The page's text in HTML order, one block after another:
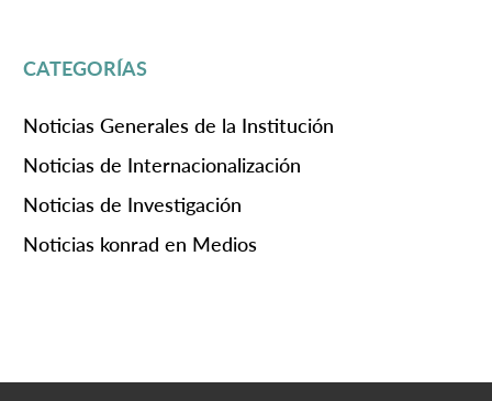
CATEGORÍAS
Noticias Generales de la Institución
Noticias de Internacionalización
Noticias de Investigación
Noticias konrad en Medios